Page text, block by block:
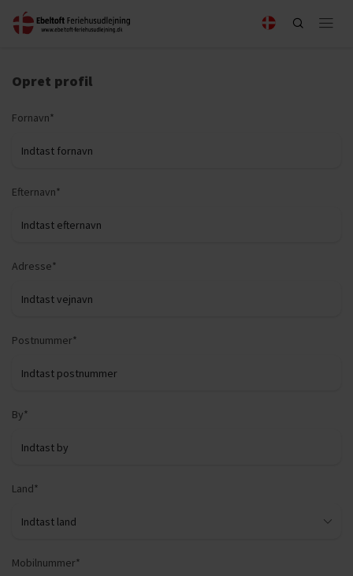
Opret profil
Fornavn*
Efternavn*
Adresse*
Postnummer*
By*
Land*
Mobilnummer*